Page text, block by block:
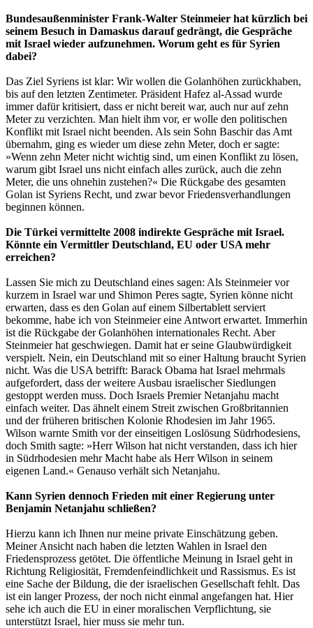
Bundesaußenminister Frank-Walter Steinmeier hat kürzlich bei
seinem Besuch in Damaskus darauf gedrängt, die Gespräche
mit Israel wieder aufzunehmen. Worum geht es für Syrien
dabei?
Das Ziel Syriens ist klar: Wir wollen die Golanhöhen zurückhaben,
bis auf den letzten Zentimeter. Präsident Hafez al-Assad wurde
immer dafür kritisiert, dass er nicht bereit war, auch nur auf zehn
Meter zu verzichten. Man hielt ihm vor, er wolle den politischen
Konflikt mit Israel nicht beenden. Als sein Sohn Baschir das Amt
übernahm, ging es wieder um diese zehn Meter, doch er sagte:
»Wenn zehn Meter nicht wichtig sind, um einen Konflikt zu lösen,
warum gibt Israel uns nicht einfach alles zurück, auch die zehn
Meter, die uns ohnehin zustehen?« Die Rückgabe des gesamten
Golan ist Syriens Recht, und zwar bevor Friedensverhandlungen
beginnen können.
Die Türkei vermittelte 2008 indirekte Gespräche mit Israel.
Könnte ein Vermittler Deutschland, EU oder USA mehr
erreichen?
Lassen Sie mich zu Deutschland eines sagen: Als Steinmeier vor
kurzem in Israel war und Shimon Peres sagte, Syrien könne nicht
erwarten, dass es den Golan auf einem Silbertablett serviert
bekomme, habe ich von Steinmeier eine Antwort erwartet. Immerhin
ist die Rückgabe der Golanhöhen internationales Recht. Aber
Steinmeier hat geschwiegen. Damit hat er seine Glaubwürdigkeit
verspielt. Nein, ein Deutschland mit so einer Haltung braucht Syrien
nicht. Was die USA betrifft: Barack Obama hat Israel mehrmals
aufgefordert, dass der weitere Ausbau israelischer Siedlungen
gestoppt werden muss. Doch Israels Premier Netanjahu macht
einfach weiter. Das ähnelt einem Streit zwischen Großbritannien
und der früheren britischen Kolonie Rhodesien im Jahr 1965.
Wilson warnte Smith vor der einseitigen Loslösung Südrhodesiens,
doch Smith sagte: »Herr Wilson hat nicht verstanden, dass ich hier
in Südrhodesien mehr Macht habe als Herr Wilson in seinem
eigenen Land.« Genauso verhält sich Netanjahu.
Kann Syrien dennoch Frieden mit einer Regierung unter
Benjamin Netanjahu schließen?
Hierzu kann ich Ihnen nur meine private Einschätzung geben.
Meiner Ansicht nach haben die letzten Wahlen in Israel den
Friedensprozess getötet. Die öffentliche Meinung in Israel geht in
Richtung Religiosität, Fremdenfeindlichkeit und Rassismus. Es ist
eine Sache der Bildung, die der israelischen Gesellschaft fehlt. Das
ist ein langer Prozess, der noch nicht einmal angefangen hat. Hier
sehe ich auch die EU in einer moralischen Verpflichtung, sie
unterstützt Israel, hier muss sie mehr tun.